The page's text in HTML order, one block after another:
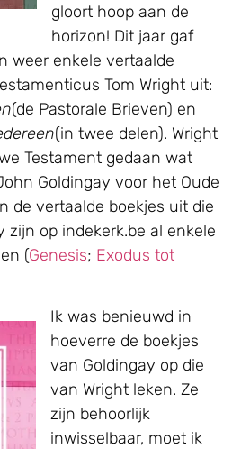
gloort hoop aan de
horizon! Dit jaar gaf
weer enkele vertaalde
Tom Wright uit:
(de Pastorale Brieven) en
(in twee delen). Wright
Testament gedaan wat
Goldingay voor het Oude
de vertaalde boekjes uit die
zijn op indekerk.be al enkele
(Genesis; Exodus tot
Ik was benieuwd in
hoeverre de boekjes
van Goldingay op die
van Wright leken. Ze
zijn behoorlijk
inwisselbaar, moet ik